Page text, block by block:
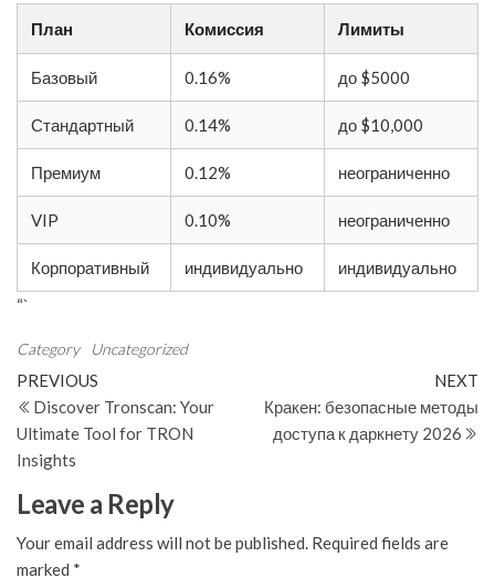
План Комиссия Лимиты
Базовый 0.16% до $5000
Стандартный 0.14% до $10,000
Премиум 0.12% неограниченно
VIP 0.10% неограниченно
Корпоративный индивидуально
индивидуально
“`
Category Uncategorized
Post
navigation
Previous
Post
PREVIOUS
Discover Tronscan: Your
Ultimate Tool for TRON
Insights
NEXT
Кракен: безопасные методы
доступа к даркнету 2026
Leave a Reply
Your email address will not be published. Required fields are
marked *